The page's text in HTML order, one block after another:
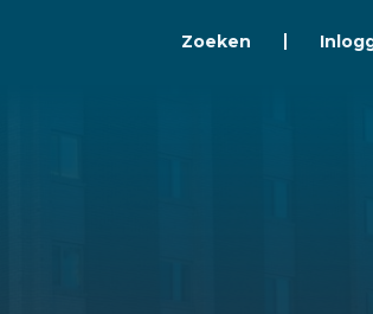
Zoeken